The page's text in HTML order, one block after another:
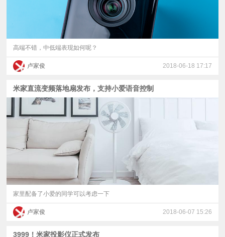
高端不错，中低端表现如何呢？
卢家俊 2018-06-18 17:17
米家直流变频落地扇发布，支持小爱语音控制
家里配备了小爱的同学可以考虑一下
卢家俊 2018-06-07 15:26
3999！米家投影仪正式发布